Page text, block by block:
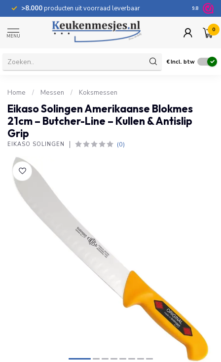
>8.000producten uit voorraad leverbaar 100
9.8
MENU
0
€Incl. btw
Home / Messen / Koksmessen
Eikaso Solingen Amerikaanse Blokmes
21cm – Butcher-Line – Kullen & Antislip
Grip
EIKASO SOLINGEN (0)